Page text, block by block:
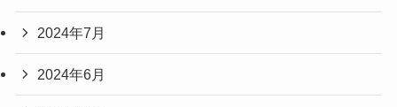
2024年7月
2024年6月